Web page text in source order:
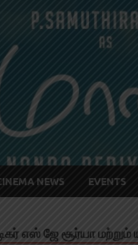
NEWS EVENTS
எஸ் ஜே சூர்யா மற்றும்